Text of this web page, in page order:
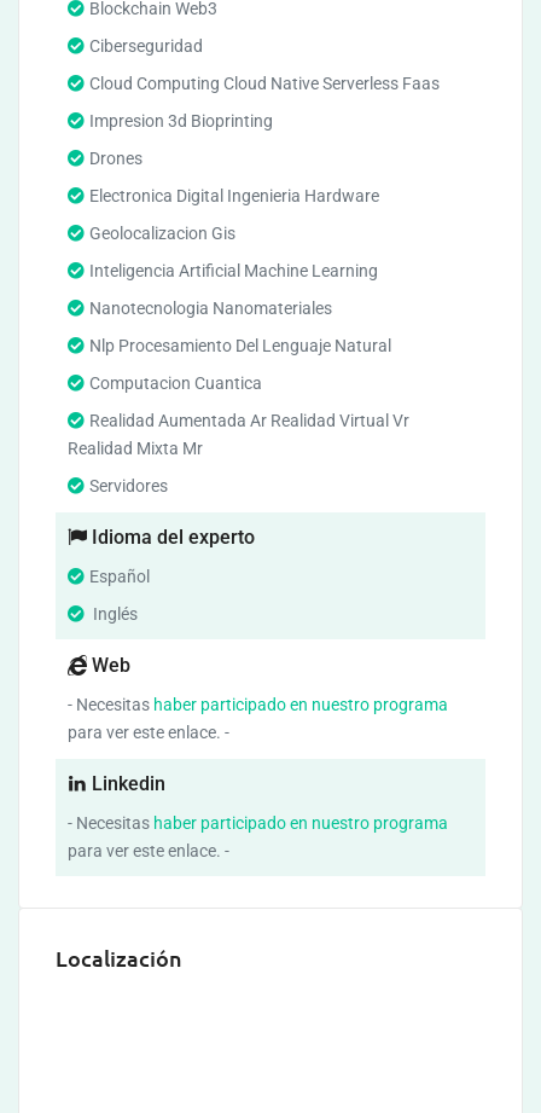
Blockchain Web3
Ciberseguridad
Cloud Computing Cloud Native Serverless Faas
Impresion 3d Bioprinting
Drones
Electronica Digital Ingenieria Hardware
Geolocalizacion Gis
Inteligencia Artificial Machine Learning
Nanotecnologia Nanomateriales
Nlp Procesamiento Del Lenguaje Natural
Computacion Cuantica
Realidad Aumentada Ar Realidad Virtual Vr
Realidad Mixta Mr
Servidores
Idioma del experto
Español
Inglés
Web
- Necesitas haber participado en nuestro programa
para ver este enlace. -
Linkedin
- Necesitas haber participado en nuestro programa
para ver este enlace. -
Localización